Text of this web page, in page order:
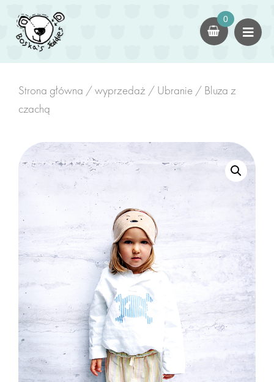
×
Kokony
czapki
dla dzieci
Kokony Dziecięce
Kombinezony/Rampersy
Kominy z Uszami
zabawki
zwierzaki
zrób sam misia
Termofory
dodatki do misiów
0
Strona główna /wyprzedaż / Ubranie / Bluza z
czachą